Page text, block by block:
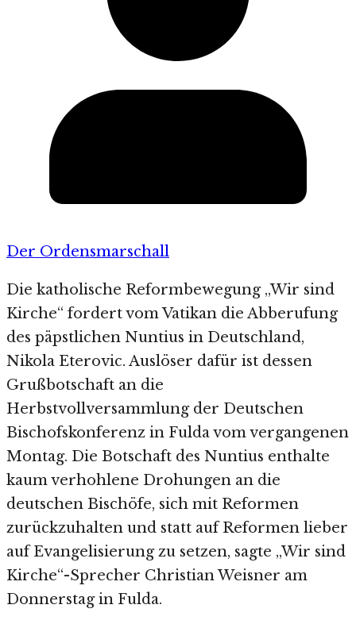
Der Ordensmarschall
Die katholische Reformbewegung „Wir sind
Kirche“ fordert vom Vatikan die Abberufung
des päpstlichen Nuntius in Deutschland,
Nikola Eterovic. Auslöser dafür ist dessen
Grußbotschaft an die
Herbstvollversammlung der Deutschen
Bischofskonferenz in Fulda vom vergangenen
Montag. Die Botschaft des Nuntius enthalte
kaum verhohlene Drohungen an die
deutschen Bischöfe, sich mit Reformen
zurückzuhalten und statt auf Reformen lieber
auf Evangelisierung zu setzen, sagte „Wir sind
Kirche“-Sprecher Christian Weisner am
Donnerstag in Fulda.